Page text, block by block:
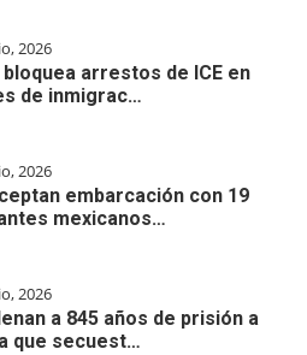
2026
arrestos de ICE en
de inmigrac…
2026
embarcación con 19
mexicanos…
2026
a 845 años de prisión a
que secuest…